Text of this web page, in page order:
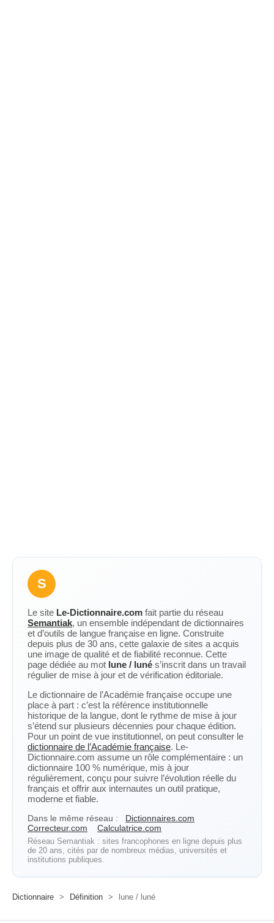
S
Le site Le-Dictionnaire.com fait partie du réseau
Semantiak, un ensemble indépendant de dictionnaires
et d’outils de langue française en ligne. Construite
depuis plus de 30 ans, cette galaxie de sites a acquis
une image de qualité et de fiabilité reconnue. Cette
page dédiée au mot lune / luné s’inscrit dans un travail
régulier de mise à jour et de vérification éditoriale.
Le dictionnaire de l’Académie française occupe une
place à part : c’est la référence institutionnelle
historique de la langue, dont le rythme de mise à jour
s’étend sur plusieurs décennies pour chaque édition.
Pour un point de vue institutionnel, on peut consulter le
dictionnaire de l’Académie française. Le-
Dictionnaire.com assume un rôle complémentaire : un
dictionnaire 100 % numérique, mis à jour
régulièrement, conçu pour suivre l’évolution réelle du
français et offrir aux internautes un outil pratique,
moderne et fiable.
Dans le même réseau :
Dictionnaires.com
Correcteur.com
Calculatrice.com
Réseau Semantiak : sites francophones en ligne depuis plus
de 20 ans, cités par de nombreux médias, universités et
institutions publiques.
Dictionnaire > Définition > lune / luné